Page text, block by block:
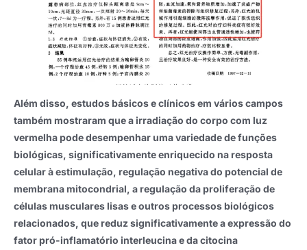
Além disso, estudos básicos e clínicos em vários campos
também mostraram que a irradiação do corpo com luz
vermelha pode desempenhar uma variedade de funções
biológicas, significativamente enriquecido na resposta
celular à estimulação, regulação negativa do potencial de
membrana mitocondrial, a regulação da proliferação de
células musculares lisas e outros processos biológicos
relacionados, que reduz significativamente a expressão do
fator pró-inflamatório interleucina e da citocina